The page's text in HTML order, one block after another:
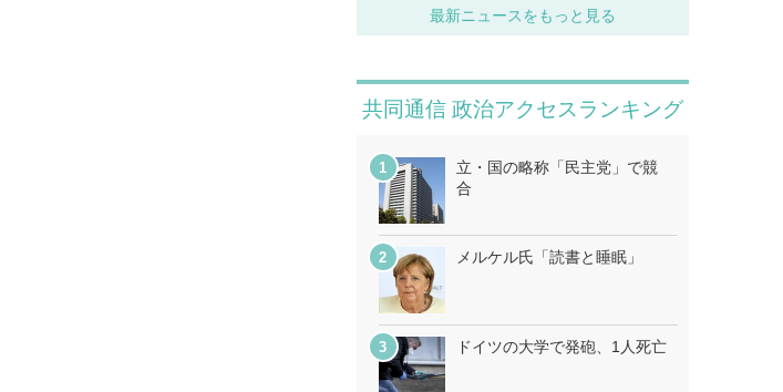
最新ニュースをもっと見る
共同通信 政治アクセスランキング
立・国の略称「民主党」で競
合
メルケル氏「読書と睡眠」
ドイツの大学で発砲、1人死亡